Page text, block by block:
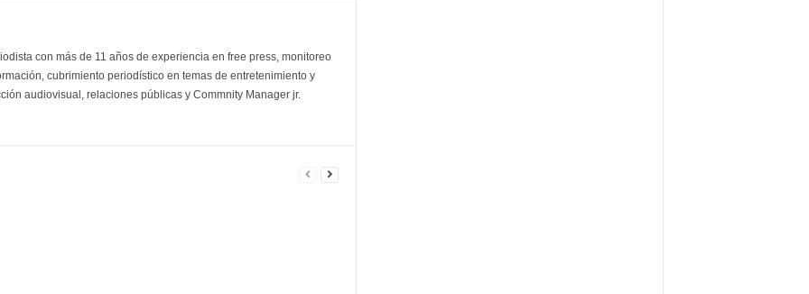
con más de 11 años de experiencia en free press, monitoreo
cubrimiento periodístico en temas de entretenimiento y
audiovisual, relaciones públicas y Commnity Manager jr.